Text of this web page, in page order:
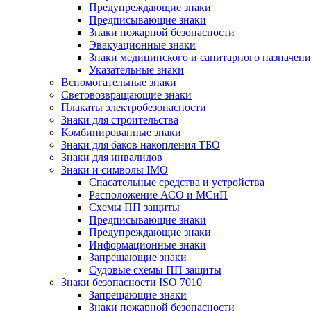
Предупреждающие знаки
Предписывающие знаки
Знаки пожарной безопасности
Эвакуационные знаки
Знаки медицинского и санитарного
Указательные знаки
Вспомогательные знаки
Световозвращающие знаки
Плакаты электробезопасности
Знаки для строительства
Комбинированные знаки
Знаки для баков накопления ТБО
Знаки для инвалидов
Знаки и символы IMO
Спасательные средства и устройства
Расположение АСО и МСиП
Схемы ПП защиты
Предписывающие знаки
Предупреждающие знаки
Информационные знаки
Запрещающие знаки
Судовые схемы ПП защиты
Знаки безопасности ISO 7010
Запрещающие знаки
Знаки пожарной безопасности